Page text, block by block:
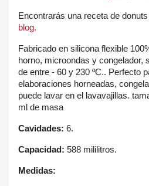
Encontrarás una receta de
blog.
Fabricado en silicona flexible
horno, microondas y congelador,
de entre - 60 y 230 ºC.. Perfecto
elaboraciones horneadas,
puede lavar en el lavavajillas.
ml de masa
Cavidades: 6.
Capacidad: 588 mililitros.
Medidas: